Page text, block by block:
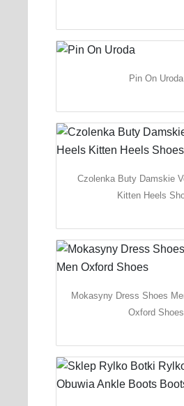
Pin On Uroda
Czolenka Buty Damskie
Kitten Heels
Mokasyny Dress Shoes
Oxford Shoes